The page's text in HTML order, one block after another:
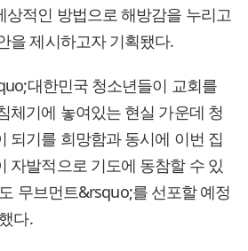
상적인 방법으로 해방감을 누리고
을 제시하고자 기획됐다.
대한민국 청소년들이 교회를
체기에 놓여있는 현실 가운데 청
되기를 희망함과 동시에 이번 집
자발적으로 기도에 동참할 수 있
무브먼트&rsquo;를 선포할 예정
다.